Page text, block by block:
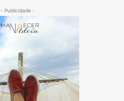
- Publicidade -